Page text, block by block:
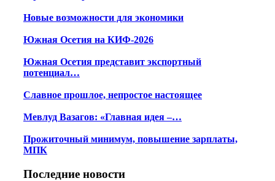
Новые возможности для экономики
Южная Осетия на КИФ-2026
Южная Осетия представит экспортный
потенциал…
Славное прошлое, непростое настоящее
Мевлуд Вазагов: «Главная идея –…
Прожиточный минимум, повышение зарплаты,
МПК
Последние новости